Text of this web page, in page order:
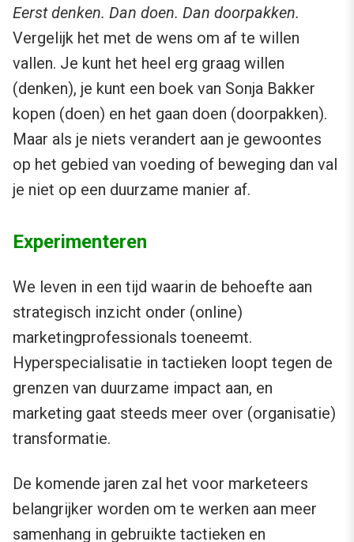
Eerst denken. Dan doen. Dan doorpakken.
Vergelijk het met de wens om af te willen
vallen. Je kunt het heel erg graag willen
(denken), je kunt een boek van Sonja Bakker
kopen (doen) en het gaan doen (doorpakken).
Maar als je niets verandert aan je gewoontes
op het gebied van voeding of beweging dan val
je niet op een duurzame manier af.
Experimenteren
We leven in een tijd waarin de behoefte aan
strategisch inzicht onder (online)
marketingprofessionals toeneemt.
Hyperspecialisatie in tactieken loopt tegen de
grenzen van duurzame impact aan, en
marketing gaat steeds meer over (organisatie)
transformatie.
De komende jaren zal het voor marketeers
belangrijker worden om te werken aan meer
samenhang in gebruikte tactieken en